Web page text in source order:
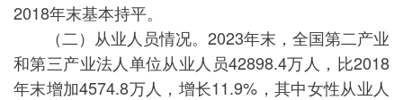
2018年末基本持平。
（二）从业人员情况。2023年末，全国第二产业
和第三产业法人单位从业人员42898.4万人，比2018
年末增加4574.8万人，增长11.9%，其中女性从业人